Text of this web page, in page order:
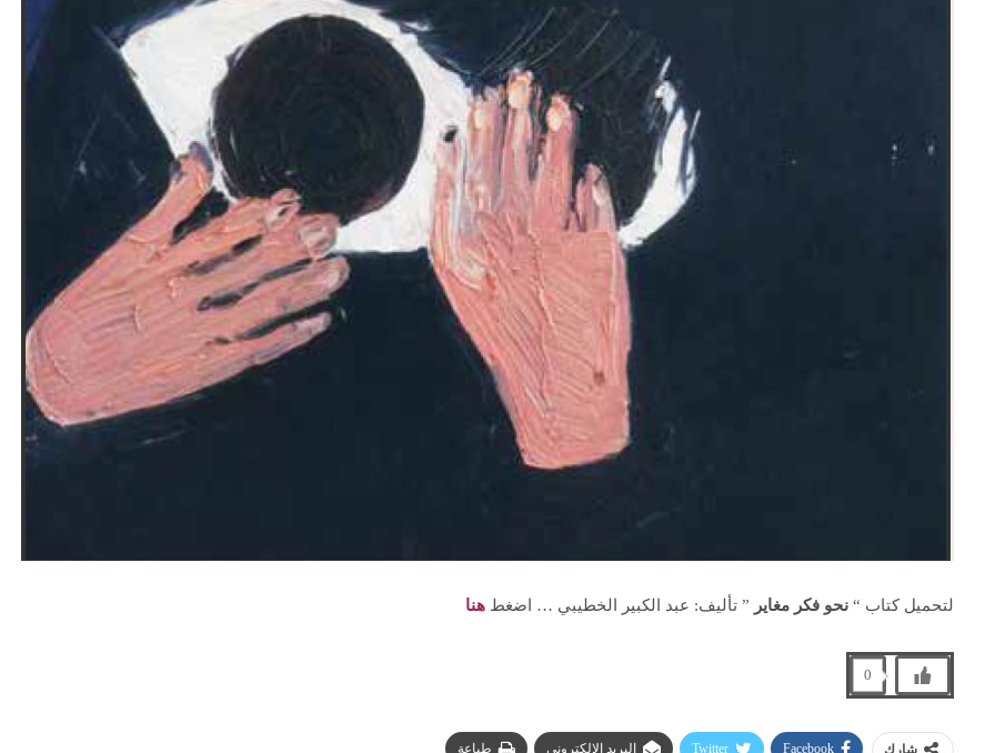
لتحميل كتاب “ نحو فكر مغاير ” تأليف: عبد الكبير الخطيبي … اضغط هنا
0
شارك Facebook
Twitter البريد الإلكتروني طباعة